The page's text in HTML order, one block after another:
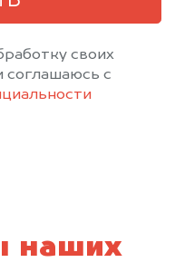
своих
соглашаюсь с
наших